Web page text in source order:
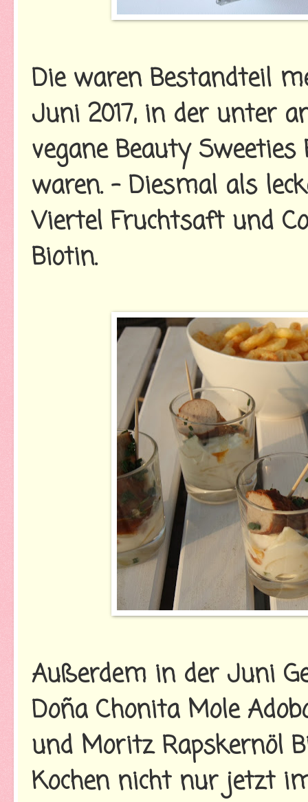
Die waren Bestandteil
Juni 2017, in der unter
vegane Beauty
waren. - Diesmal als
Viertel Fruchtsaft und
Biotin.
Außerdem in der Juni
Doña Chonita Mole
und Moritz Rapskernöl
Kochen nicht nur jetzt